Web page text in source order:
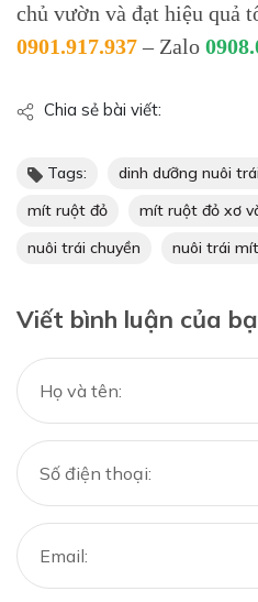
chủ vườn và đạt hiệu quả
0901.917.937– Zalo
Chia sẻ bài viết:
Tags: dinh dưỡng nuôi
mít ruột đỏ
mít ruột đỏ xơ
nuôi trái chuyền
nuôi trái mít
Viết bình luận của